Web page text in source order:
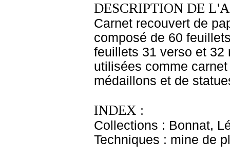
DESCRIPTION DE
Carnet recouvert de
composé de 60
feuillets 31 verso et 32
utilisées comme
médaillons et de
INDEX :
Collections : Bonnat,
Techniques : mine de